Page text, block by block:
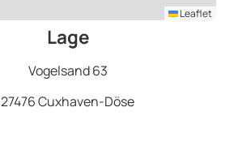
Leaflet
Lage
Vogelsand 63
27476 Cuxhaven-Döse